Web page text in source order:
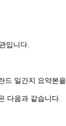
입니다
드 일간지 요약본을
다음과 같습니다